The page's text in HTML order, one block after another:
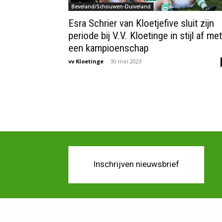
Beveland/Schouwen-Duiveland
Esra Schrier van Kloetjefive sluit zijn
periode bij V.V. Kloetinge in stijl af met
een kampioenschap
vv Kloetinge - 30 mei 2023
Inschrijven nieuwsbrief